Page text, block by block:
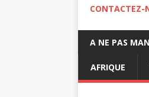
CONTACTEZ-
A NE PAS
AFRIQUE